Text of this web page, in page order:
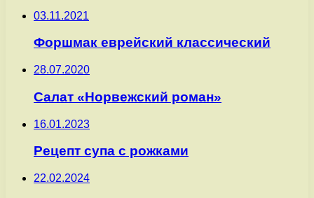
03.11.2021
Форшмак еврейский классический
28.07.2020
Салат «Норвежский роман»
16.01.2023
Рецепт супа с рожками
22.02.2024